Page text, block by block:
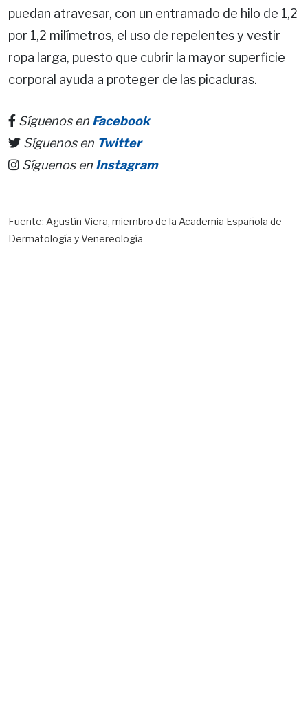
puedan atravesar, con un entramado de hilo de 1,2
por 1,2 milímetros, el uso de repelentes y vestir
ropa larga, puesto que cubrir la mayor superficie
corporal ayuda a proteger de las picaduras.
Síguenos en Facebook
Síguenos en Twitter
Síguenos en Instagram
Fuente: Agustín Viera, miembro de la Academia Española de
Dermatología y Venereología